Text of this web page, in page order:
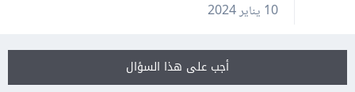
10 يناير 2024
أجب على هذا السؤال